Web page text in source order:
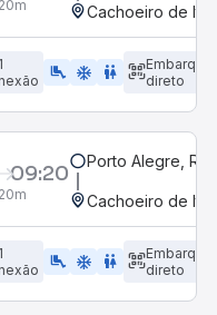
Cachoeiro de
1
airline_seat_legroom_extra ac_unit WC
Embarque
direto
09:20 Porto Alegre, RS
Cachoeiro de
1
airline_seat_legroom_extra ac_unit WC
Embarque
direto